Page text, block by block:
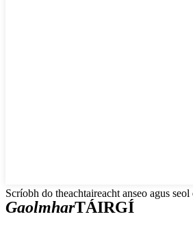
Scríobh do theachtaireacht anseo agus
GaolmharTÁIRGÍ